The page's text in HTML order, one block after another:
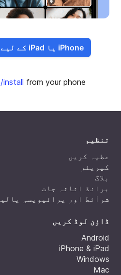
iPhone یا iPad کے لیے ڈاؤن لوڈ کریں
install from your phone
تنظیم
عطیہ کریں
کیریئر
بلاگ
برانڈ اثاثہ جات
شراٰئط اور پرائیویسی
ڈاؤن لوڈ کریں
Android
iPhone & iPad
Windows
Mac